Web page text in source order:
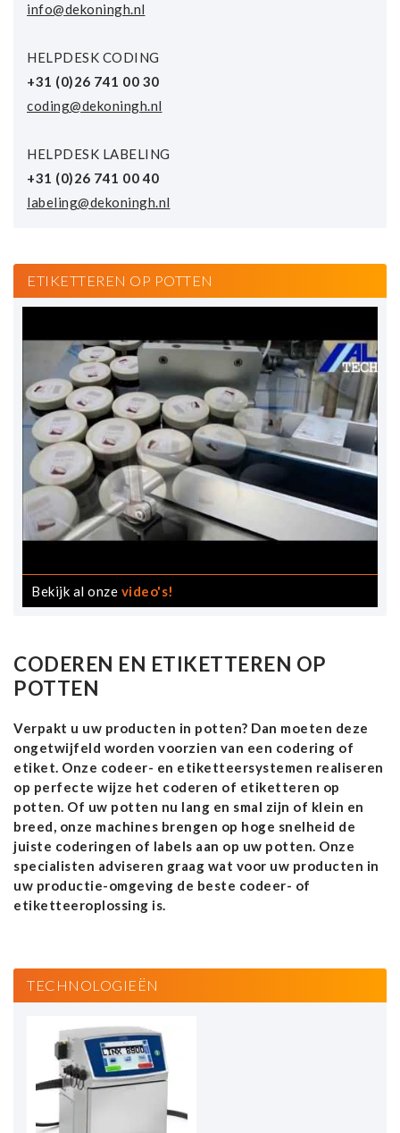
info@dekoningh.nl
HELPDESK CODING
+31 (0)26 741 00 30
coding@dekoningh.nl
HELPDESK LABELING
+31 (0)26 741 00 40
labeling@dekoningh.nl
ETIKETTEREN OP POTTEN
Bekijk al onze video's!
CODEREN EN ETIKETTEREN OP
POTTEN
Verpakt u uw producten in potten? Dan moeten deze
ongetwijfeld worden voorzien van een codering of
etiket. Onze codeer- en etiketteersystemen realiseren
op perfecte wijze het coderen of etiketteren op
potten. Of uw potten nu lang en smal zijn of klein en
breed, onze machines brengen op hoge snelheid de
juiste coderingen of labels aan op uw potten. Onze
specialisten adviseren graag wat voor uw producten in
uw productie-omgeving de beste codeer- of
etiketteeroplossing is.
TECHNOLOGIEËN